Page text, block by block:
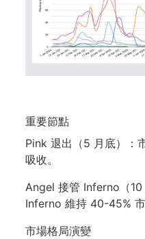
重要節點
Pink 退出（5 月底）：
吸收。
Angel 接管 Inferno（10
Inferno 維持 40-45% 市
市場格局演變